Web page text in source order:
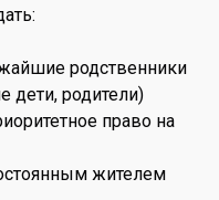
родственники
дети, родители)
право на
жителем